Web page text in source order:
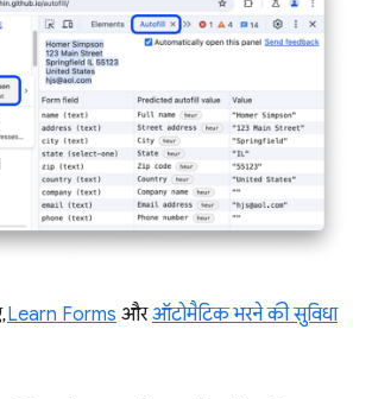
Learn Forms औरऑटोमैटिक भरने की सुविधा